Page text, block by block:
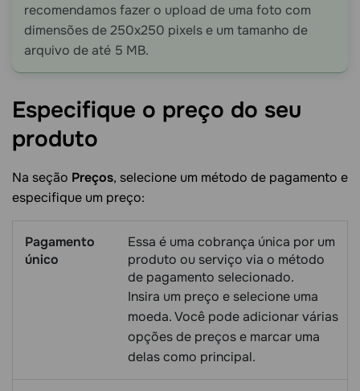
recomendamos fazer o upload de uma foto com
dimensões de 250x250 pixels e um tamanho de
arquivo de até 5 MB.
Especifique o preço do seu
produto
Na seção Preços, selecione um método de pagamento e
especifique um preço:
Pagamento
único
Essa é uma cobrança única por um
produto ou serviço via o método
de pagamento selecionado.
Insira um preço e selecione uma
moeda. Você pode adicionar várias
opções de preços e marcar uma
delas como principal.